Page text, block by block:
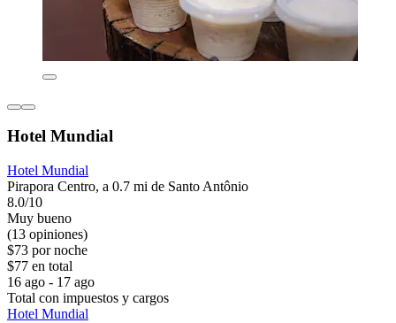
Hotel Mundial
Hotel Mundial
Pirapora Centro, a 0.7 mi de Santo Antônio
8.0/10
Muy bueno
(13 opiniones)
$73 por noche
$77 en total
16 ago - 17 ago
Total con impuestos y cargos
Hotel Mundial